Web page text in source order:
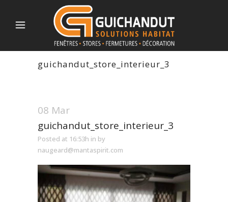
guichandut_store_interieur_3
08 Mar
guichandut_store_interieur_3
Posted at 16:53h in by
naugeard@mantaspirit.com